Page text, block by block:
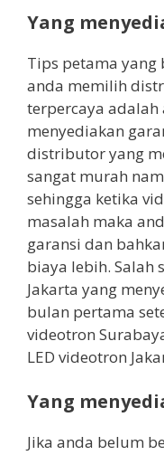
Yang
Tips petama yang
anda memilih
terpercaya
menyediakan
distributor yang
sangat murah
sehingga ketika
masalah maka
garansi dan
biaya lebih. Salah
Jakarta yang
bulan pertama
videotron
LED videotron
Yang
Jika anda belum